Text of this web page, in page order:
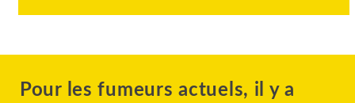
Pour les fumeurs actuels, il y a